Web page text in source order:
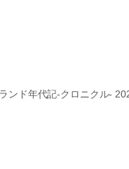
ンド年代記-クロニクル-